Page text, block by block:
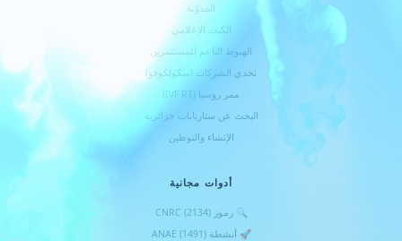
المدوّنة
الكيت الإعلامي
الهبوط الناعم للمستثمرين
تحدي الشركات (سكولكوفو)
ممر روسيا (IVF RT)
البحث عن ستارتابات جزائرية
الإنشاء والتوطين
أدوات مجانية
🔍 رموز CNRC (2134)
🚀 أنشطة ANAE (1491)